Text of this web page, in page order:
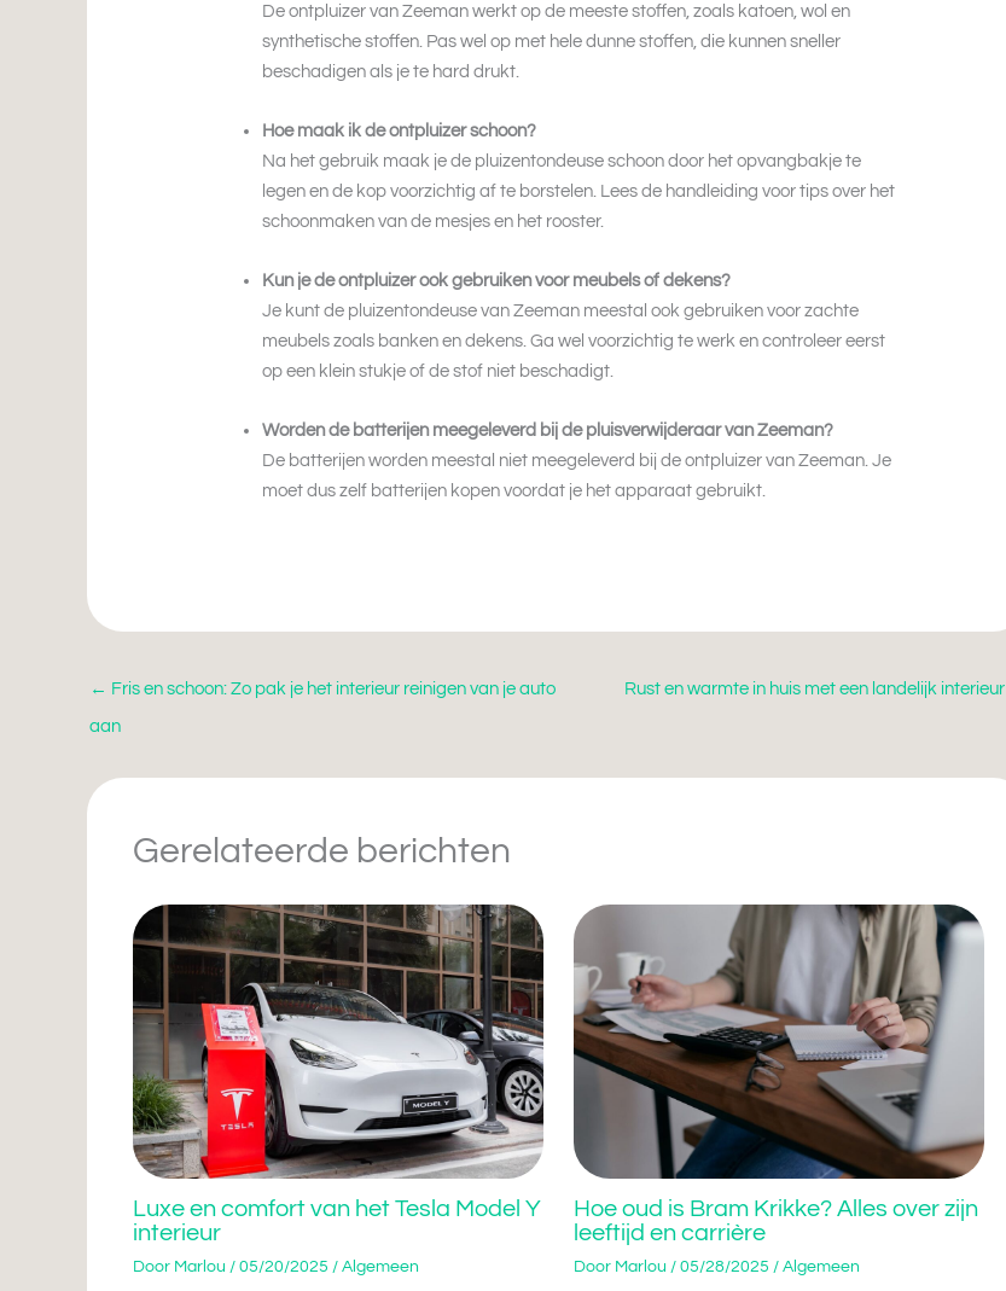
De ontpluizer van Zeeman werkt op de meeste stoffen, zoals katoen, wol en
synthetische stoffen. Pas wel op met hele dunne stoffen, die kunnen sneller
beschadigen als je te hard drukt.
Hoe maak ik de ontpluizer schoon?
Na het gebruik maak je de pluizentondeuse schoon door het opvangbakje te
legen en de kop voorzichtig af te borstelen. Lees de handleiding voor tips over het
schoonmaken van de mesjes en het rooster.
Kun je de ontpluizer ook gebruiken voor meubels of dekens?
Je kunt de pluizentondeuse van Zeeman meestal ook gebruiken voor zachte
meubels zoals banken en dekens. Ga wel voorzichtig te werk en controleer eerst
op een klein stukje of de stof niet beschadigt.
Worden de batterijen meegeleverd bij de pluisverwijderaar van Zeeman?
De batterijen worden meestal niet meegeleverd bij de ontpluizer van Zeeman. Je
moet dus zelf batterijen kopen voordat je het apparaat gebruikt.
← Fris en schoon: Zo pak je het interieur reinigen van je auto
aan
Rust en warmte in huis met een landelijk interieur
Gerelateerde berichten
Luxe en comfort van het Tesla Model Y
interieur
Door Marlou / 05/20/2025 / Algemeen
Hoe oud is Bram Krikke? Alles over zijn
leeftijd en carrière
Door Marlou / 05/28/2025 / Algemeen